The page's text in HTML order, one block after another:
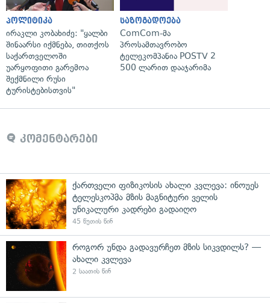
პოლიტიკა
ირაკლი კობახიძე: "ყალბი
შინაარსი იქმნება, თითქოს
საქართველოში
უარყოფითი გარემოა
შექმნილი რუსი
ტურისტებისთვის"
საზოგადოება
ComCom-მა
პროსამთავრობო
ტელეკომპანია POSTV 2
500 ლარით დააჯარიმა
კომენტარები
ქართველი ფიზიკოსის ახალი კვლევა: ინოუეს
ტელესკოპმა მზის მაგნიტური ველის
უნიკალური კადრები გადაიღო
45 წუთის წინ
როგორ უნდა გადავურჩეთ მზის სიკვდილს? —
ახალი კვლევა
2 საათის წინ